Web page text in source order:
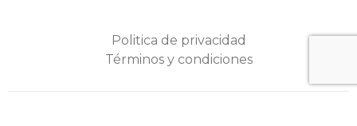
Politica de privacidad
Términos y condiciones